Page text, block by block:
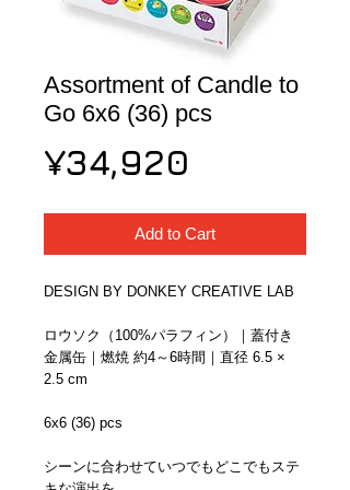
Assortment of Candle to
Go 6x6 (36) pcs
¥34,920
Add to Cart
DESIGN BY DONKEY CREATIVE LAB
ロウソク（100%パラフィン）｜蓋付き
金属缶｜燃焼 約4～6時間｜直径 6.5 ×
2.5 cm
6x6 (36) pcs
シーンに合わせていつでもどこでもステ